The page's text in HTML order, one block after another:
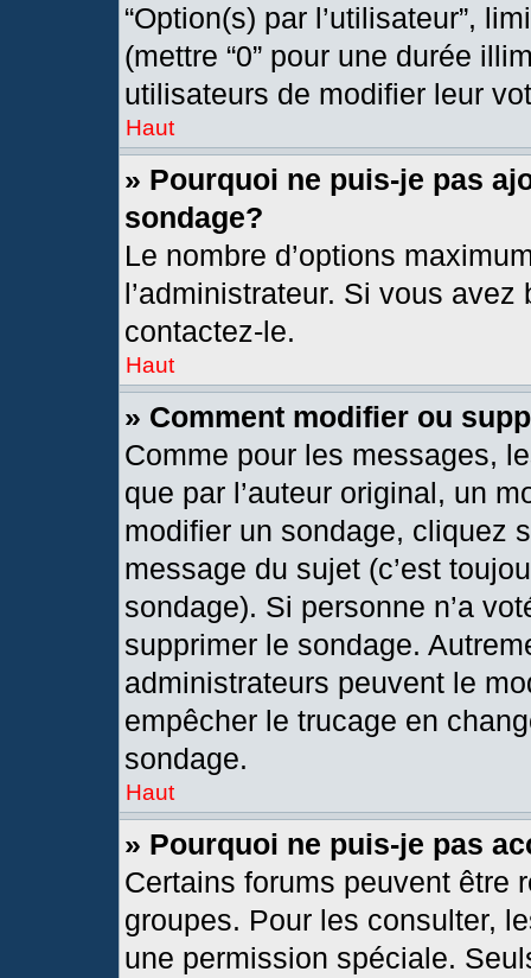
“Option(s) par l’utilisateur”,
(mettre “0” pour une durée
utilisateurs de modifier leur
Haut
» Pourquoi ne puis-je pas
sondage?
Le nombre d’options
l’administrateur. Si vous
contactez-le.
Haut
» Comment modifier ou
Comme pour les messages,
que par l’auteur original, un
modifier un sondage, cliquez
message du sujet (c’est
sondage). Si personne n’a
supprimer le sondage.
administrateurs peuvent le
empêcher le trucage en
sondage.
Haut
» Pourquoi ne puis-je pas
Certains forums peuvent être
groupes. Pour les consulter,
une permission spéciale.